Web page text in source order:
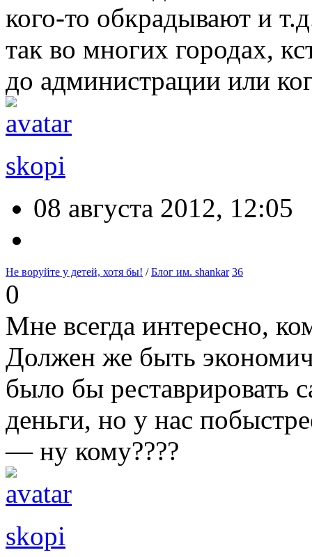
кого-то обкрадывают и
так во многих городах,
до администрации или
skopi
08 августа 2012, 12:05
Не воруйте у детей, хотя бы! /Блог им. shankar 36
0
Мне всегда интересно,
Должен же быть
было бы реставрировать
деньги, но у нас
— ну кому????
skopi